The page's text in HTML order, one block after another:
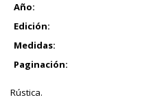
Año:
Edición:
Medidas:
Paginación:
Rústica.